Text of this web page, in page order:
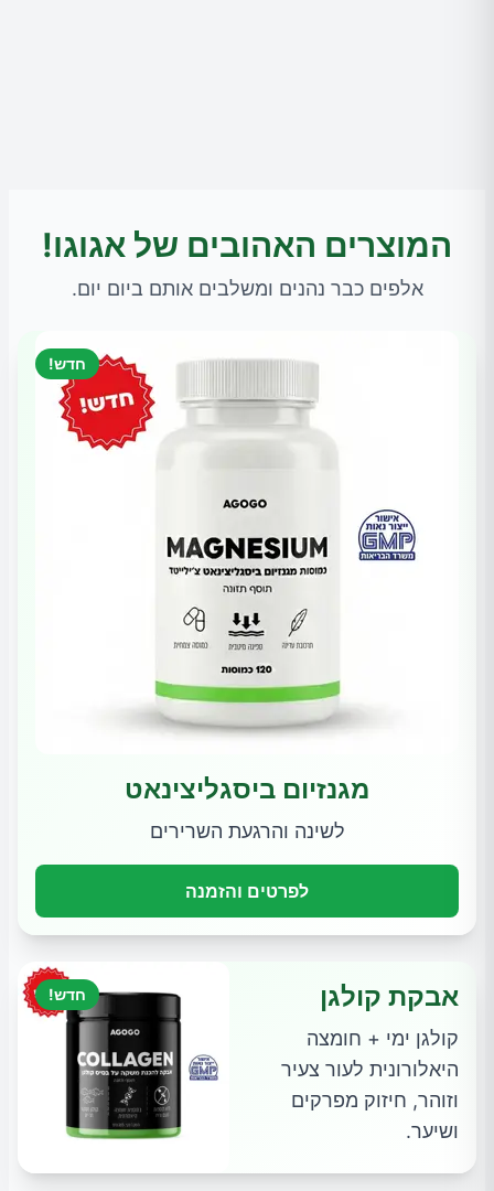
המוצרים האהובים של אגוגו!
אלפים כבר נהנים ומשלבים אותם ביום יום.
חדש!
מגנזיום ביסגליצינאט
לשינה והרגעת השרירים
לפרטים והזמנה
חדש! אבקת קולגן
קולגן ימי + חומצה
היאלורונית לעור צעיר
וזוהר, חיזוק מפרקים
ושיער.